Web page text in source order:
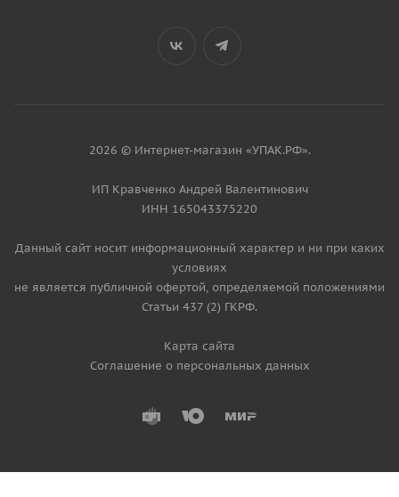
2026 © Интернет-магазин «УПАК.РФ».
ИП Кравченко Андрей Валентинович
ИНН 165043375220
Данный сайт носит информационный характер и ни при каких
условиях
не является публичной офертой, определяемой положениями
Статьи 437 (2) ГКРФ.
Карта сайта
Соглашение о персональных данных